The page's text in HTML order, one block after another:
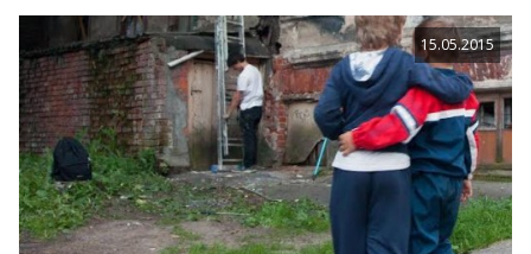
15.05.2015